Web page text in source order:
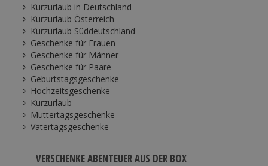
Kurzurlaub in Deutschland
Kurzurlaub Österreich
Kurzurlaub Süddeutschland
Geschenke für Frauen
Geschenke für Männer
Geschenke für Paare
Geburtstagsgeschenke
Hochzeitsgeschenke
Kurzurlaub
Muttertagsgeschenke
Vatertagsgeschenke
VERSCHENKE ABENTEUER AUS DER BOX